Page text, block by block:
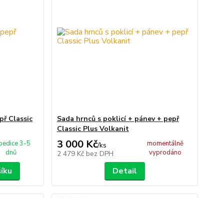
Classic
3-5
dnů
Sada hrnců s poklicí + pánev + pepř
Classic Plus Volkanit
3 000 Kč/ks
2 479 Kč bez DPH
momentálně
vyprodáno
Detail